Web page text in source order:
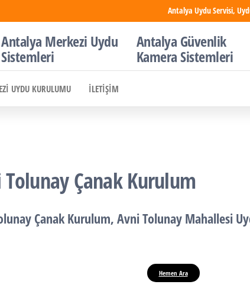
Antalya Uydu Servisi,
Antalya Merkezi Uydu
Sistemleri
Antalya Güvenlik
Kamera Sistemleri
UYDU KURULUMU İLETIŞIM
Çanak Kurulum
Çanak Kurulum, Avni Tolunay Mahallesi
Hemen Ara